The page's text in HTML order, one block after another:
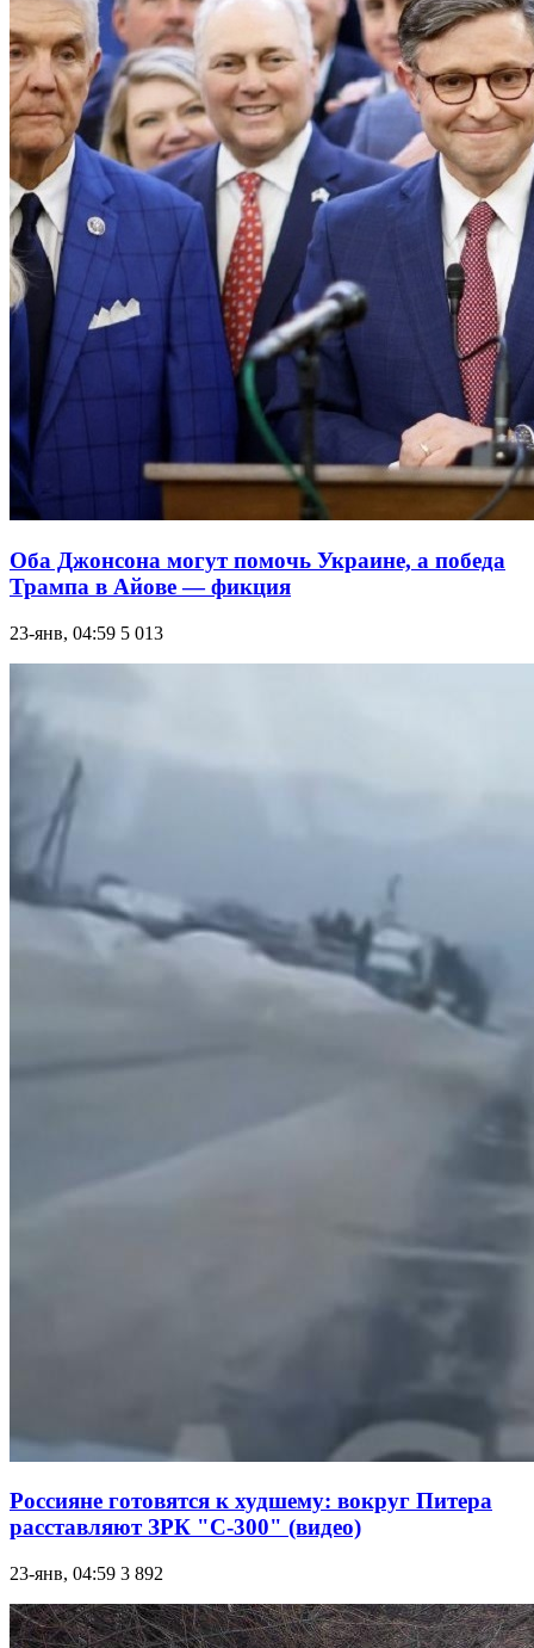
Оба Джонсона могут помочь Украине, а победа
Трампа в Айове — фикция
23-янв, 04:59 5 013
Россияне готовятся к худшему: вокруг Питера
расставляют ЗРК "С-300" (видео)
23-янв, 04:59 3 892